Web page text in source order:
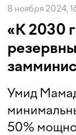
8 ноября 2024,
«К 2030
Умид
50%